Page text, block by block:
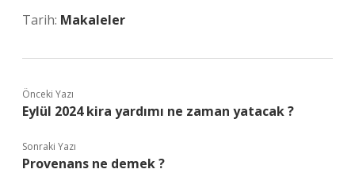
Tarih: Makaleler
Önceki Yazı
Eylül 2024 kira yardımı ne zaman yatacak ?
Sonraki Yazı
Provenans ne demek ?